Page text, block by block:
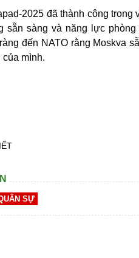
2025 đã thành công trong
sẵn sàng và năng lực
đến NATO rằng Moskva
mình.
SỰ